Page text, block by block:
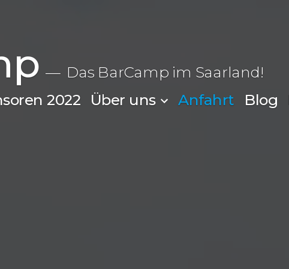
Das BarCamp im Saarland!
2022 Über uns Anfahrt Blog